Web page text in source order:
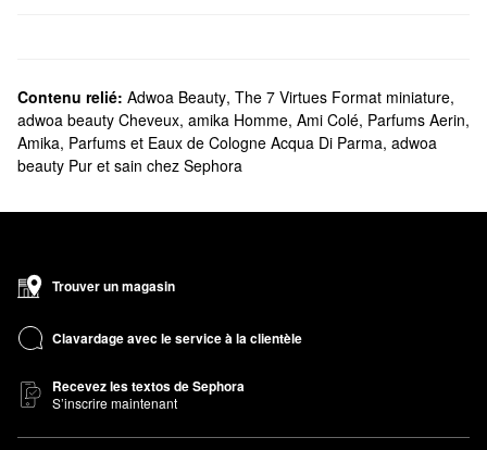
Contenu relié: Adwoa Beauty, The 7 Virtues Format miniature,
adwoa beauty Cheveux, amika Homme, Ami Colé, Parfums Aerin,
Amika, Parfums et Eaux de Cologne Acqua Di Parma, adwoa
beauty Pur et sain chez Sephora
Trouver un magasin
Clavardage avec le service à la clientèle
Recevez les textos de Sephora
S’inscrire maintenant